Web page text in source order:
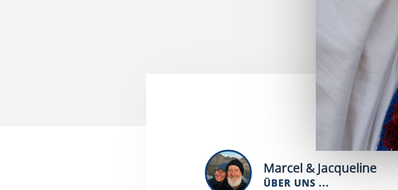
Marcel & Jacqueline
ÜBER UNS ...